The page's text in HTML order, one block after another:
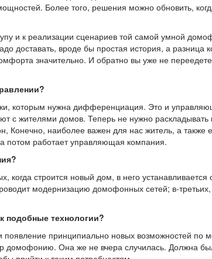
Более того, решения можно обновить,
и к реализации сценариев той самой умной
доставать, вроде бы простая история, а разница
значительно. И обратно вы уже не
которым нужна дифференциация. Это и
с жителями домов. Теперь не нужно
наиболее важен для нас житель, а также
потом работает управляющая компания.
когда строится новый дом, в него устанавливается
модернизацию домофонных сетей; в-
подобные технологии?
появление принципиально новых возможностей по
домофонию. Она же не вчера случилась. Должна